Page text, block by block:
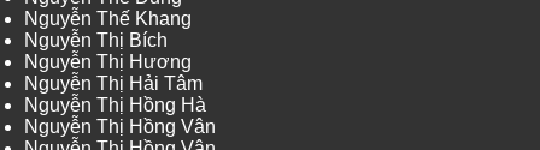
Nguyễn Thế Khang
Nguyễn Thị Bích
Nguyễn Thị Hương
Nguyễn Thị Hải Tâm
Nguyễn Thị Hồng Hà
Nguyễn Thị Hồng Vân